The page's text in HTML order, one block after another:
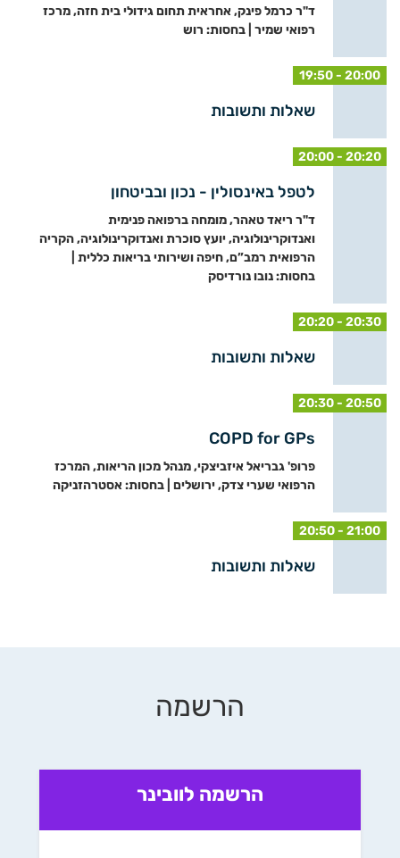
ד"ר כרמל פינק, אחראית תחום גידולי בית חזה, מרכז
רפואי שמיר | בחסות: רוש
19:50 - 20:00
שאלות ותשובות
20:00 - 20:20
לטפל באינסולין - נכון ובביטחון
ד"ר ריאד טאהר, מומחה ברפואה פנימית
ואנדוקרינולוגיה, יועץ סוכרת ואנדוקרינולוגיה, הקריה
הרפואית רמב”ם, חיפה ושירותי בריאות כללית |
בחסות: נובו נורדיסק
20:20 - 20:30
שאלות ותשובות
20:30 - 20:50
COPD for GPs
פרופ' גבריאל איזביצקי, מנהל מכון הריאות, המרכז
הרפואי שערי צדק, ירושלים | בחסות: אסטרהזניקה
20:50 - 21:00
שאלות ותשובות
הרשמה
הרשמה לוובינר